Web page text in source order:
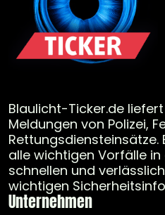
Blaulicht-Ticker.de
Meldungen von Polizei,
alle wichtigen Vorfälle
schnellen und
wichtigen
Unternehmen